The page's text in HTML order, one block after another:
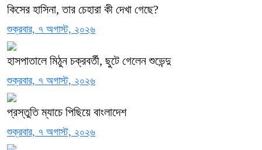
কিসের হাসিনা, তার চেহারা কী দেখা গেছে?
শুক্রবার, ৭ অগাস্ট, ২০২৬
হাসপাতালে মিঠুন চক্রবর্তী, ছুটে গেলেন শুভেন্দু
শুক্রবার, ৭ অগাস্ট, ২০২৬
প্রস্তুতি ম্যাচে পিছিয়ে বাংলাদেশ
শুক্রবার, ৭ অগাস্ট, ২০২৬